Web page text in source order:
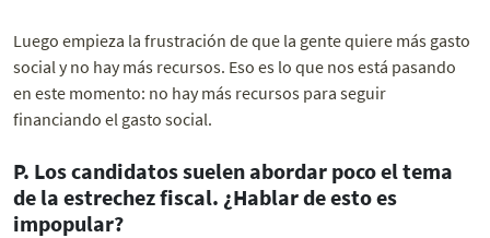
Luego empieza la frustración de que la gente quiere más gasto
social y no hay más recursos. Eso es lo que nos está pasando
en este momento: no hay más recursos para seguir
financiando el gasto social.
P. Los candidatos suelen abordar poco el tema
de la estrechez fiscal. ¿Hablar de esto es
impopular?